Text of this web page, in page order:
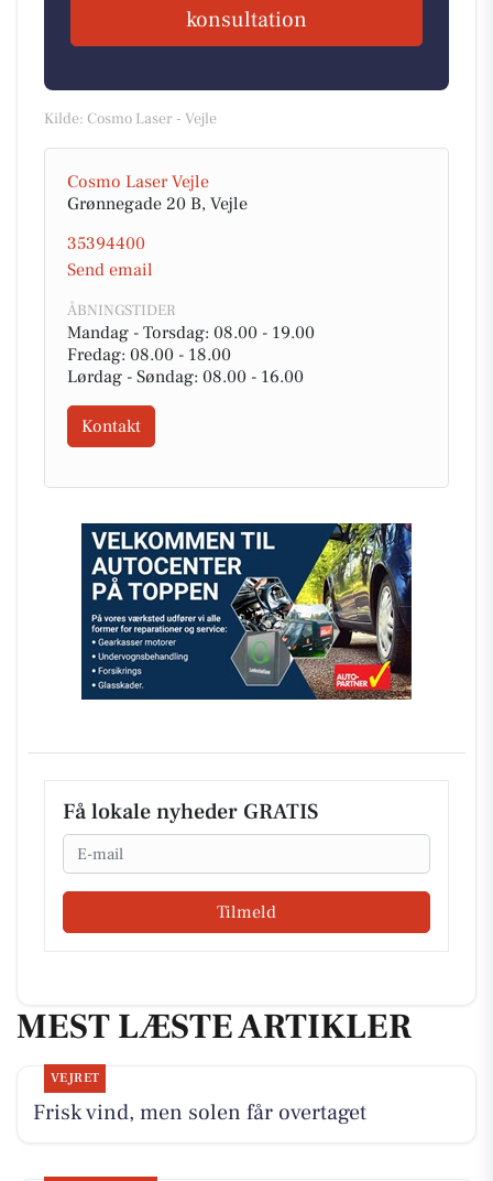
konsultation
Kilde: Cosmo Laser - Vejle
Cosmo Laser Vejle
Grønnegade 20 B, Vejle
35394400
Send email
ÅBNINGSTIDER
Mandag - Torsdag: 08.00 - 19.00
Fredag: 08.00 - 18.00
Lørdag - Søndag: 08.00 - 16.00
Kontakt
Få lokale nyheder GRATIS
Email
Tilmeld
MEST LÆSTE ARTIKLER
VEJRET
Frisk vind, men solen får overtaget